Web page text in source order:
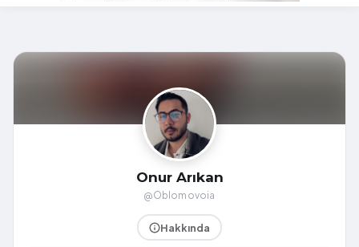
Onur Arıkan
@Oblomovoia
Hakkında